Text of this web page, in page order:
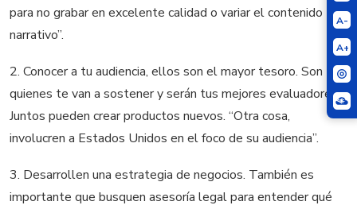
A-
A+
para no grabar en excelente calidad o variar el contenido
narrativo”.
2. Conocer a tu audiencia, ellos son elmayor tesoro. Son
quienes te van a sostener y serán tus mejores evaluadores.
Juntos pueden crear productos nuevos. “Otra cosa,
involucren a Estados Unidos en el foco de su audiencia”.
3. Desarrollen una estrategia de negocios. También es
importante que busquen asesoría legal para entenderqué